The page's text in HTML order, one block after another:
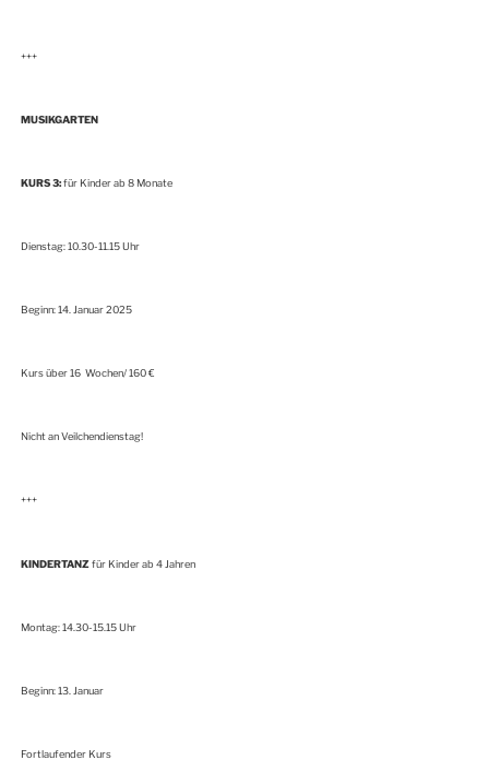
+++
MUSIKGARTEN
KURS 3:für Kinder ab 8 Monate
Dienstag: 10.30-11.15 Uhr
Beginn: 14. Januar 2025
Kurs über 16 Wochen/ 160 €
Nicht an Veilchendienstag!
+++
KINDERTANZfür Kinder ab 4 Jahren
Montag: 14.30-15.15 Uhr
Beginn: 13. Januar
Fortlaufender Kurs